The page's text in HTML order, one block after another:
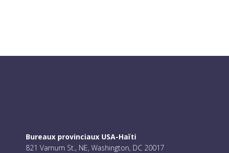
Bureaux provinciaux USA-Haïti
821 Varnum St., NE, Washington, DC 20017